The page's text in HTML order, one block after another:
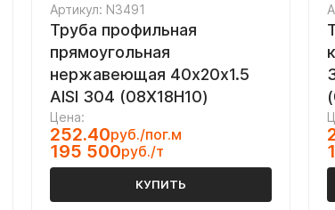
Артикул: N3491
Труба профильная
прямоугольная
нержавеющая 40х20х1.5
AISI 304 (08Х18Н10)
Цена:
252.40руб./пог.м
195 500руб./т
КУПИТЬ